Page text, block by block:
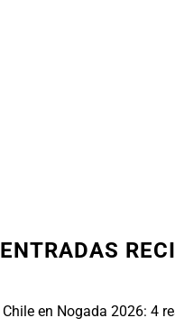
ENTRADAS
Chile en Nogada 2026: 4